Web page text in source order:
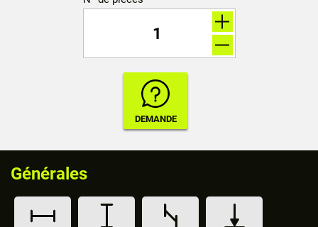
Générales